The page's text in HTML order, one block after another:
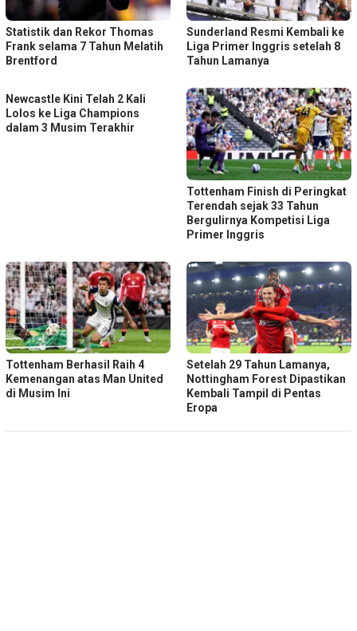
Statistik dan Rekor Thomas
Frank selama 7 Tahun Melatih
Brentford
Sunderland Resmi Kembali ke
Liga Primer Inggris setelah 8
Tahun Lamanya
Newcastle Kini Telah 2 Kali
Lolos ke Liga Champions
dalam 3 Musim Terakhir
Tottenham Finish di Peringkat
Terendah sejak 33 Tahun
Bergulirnya Kompetisi Liga
Primer Inggris
Tottenham Berhasil Raih 4
Kemenangan atas Man United
di Musim Ini
Setelah 29 Tahun Lamanya,
Nottingham Forest Dipastikan
Kembali Tampil di Pentas
Eropa